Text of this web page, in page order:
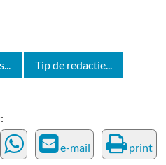
Tip de redactie...
e-mail print